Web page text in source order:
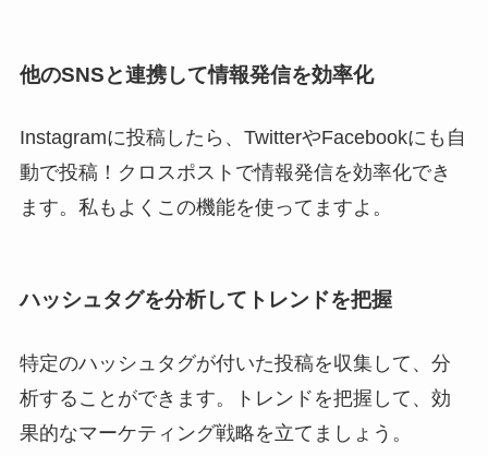
他のSNSと連携して情報発信を効率化
Instagramに投稿したら、TwitterやFacebookにも自
動で投稿！クロスポストで情報発信を効率化でき
ます。私もよくこの機能を使ってますよ。
ハッシュタグを分析してトレンドを把握
特定のハッシュタグが付いた投稿を収集して、分
析することができます。トレンドを把握して、効
果的なマーケティング戦略を立てましょう。